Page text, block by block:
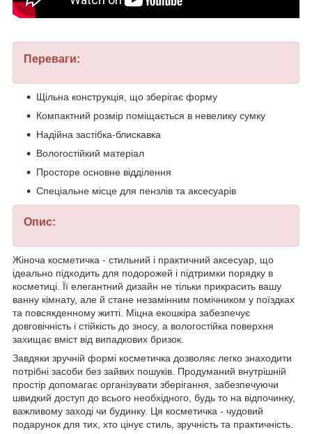
Переваги:
Щільна конструкція, що зберігає форму
Компактний розмір поміщається в невелику сумку
Надійна застібка-блискавка
Вологостійкий матеріал
Просторе основне відділення
Спеціальне місце для пензлів та аксесуарів
Опис:
Жіноча косметичка - стильний і практичний аксесуар, що
ідеально підходить для подорожей і підтримки порядку в
косметиці. Її елегантний дизайн не тільки прикрасить вашу
ванну кімнату, але й стане незамінним помічником у поїздках
та повсякденному житті. Міцна екошкіра забезпечує
довговічність і стійкість до зносу, а вологостійка поверхня
захищає вміст від випадкових бризок.
Завдяки зручній формі косметичка дозволяє легко знаходити
потрібні засоби без зайвих пошуків. Продуманий внутрішній
простір допомагає організувати зберігання, забезпечуючи
швидкий доступ до всього необхідного, будь то на відпочинку,
важливому заході чи будинку. Ця косметичка - чудовий
подарунок для тих, хто цінує стиль, зручність та практичність.